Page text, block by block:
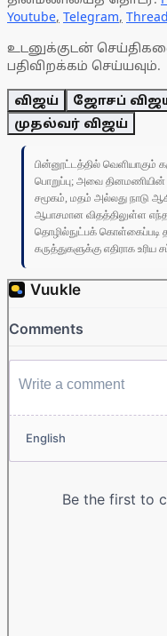
Youtube, Telegram,
உடனுக்குடன்
பதிவிறக்கம் செய்யவும்.
விஜய் ஜோசப்
முதல்வர் விஜய்
பின்னூட்டத்தில் வெளியாகும்
பொறுப்பு; அவை தினமணியின்
சமூகம், மதம் அல்லது நாடு
ஆபாசமான விதத்திலுள்ள
தொழில்நுட்பக் கொள்கைப்படி
கருத்துகளுக்கு எதிராக உரிய